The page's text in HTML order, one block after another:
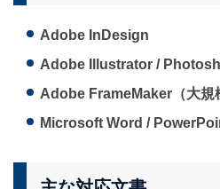
Adobe InDesign
Adobe Illustrator /
Adobe FrameMaker（大規
Microsoft Word /